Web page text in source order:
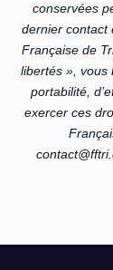
conservées
dernier contact
Française de
libertés », vous
portabilité,
exercer ces